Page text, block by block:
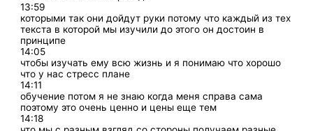
13:59
которыми так они дойдут руки потому что каждый из тех
текста в которой мы изучили до этого он достоин в
принципе
14:05
чтобы изучать ему всю жизнь и я понимаю что хорошо
что у нас стресс плане
14:11
обучение потом я не знаю когда меня справа сама
поэтому это очень ценно и цены еще тем
14:18